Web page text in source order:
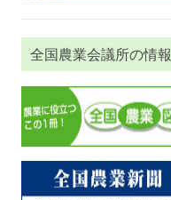
全国農業会議所の情報